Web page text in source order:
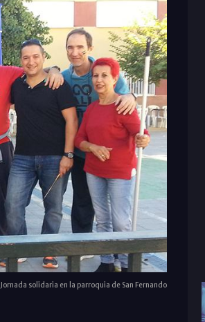
Jornada solidaria en la parroquia de San Fernando